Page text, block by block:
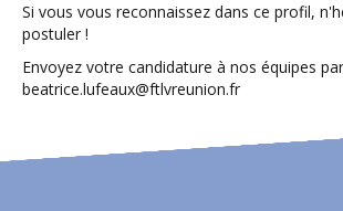
Si vous vous reconnaissez dans ce profil,
postuler !
Envoyez votre candidature à nos équipes
beatrice.lufeaux@ftlvreunion.fr